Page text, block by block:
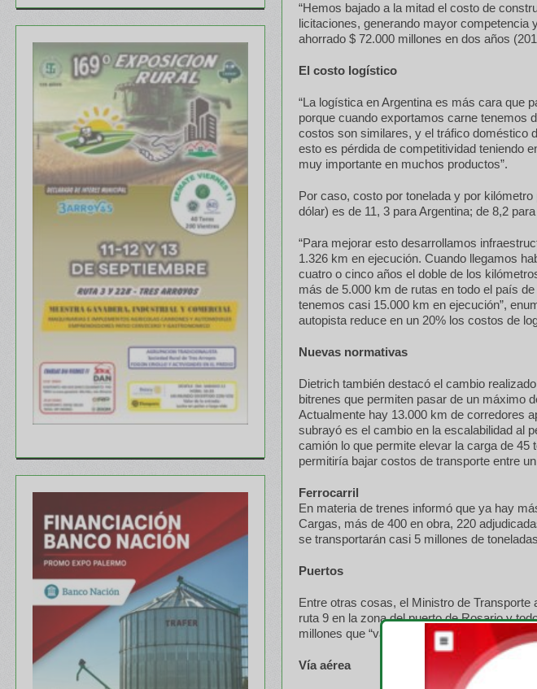
“Hemos bajado a la mitad el costo de
licitaciones, generando mayor competencia
ahorrado $ 72.000 millones en dos años
El costo logístico
“La logística en Argentina es más cara que
porque cuando exportamos carne tenemos
costos son similares, y el tráfico doméstico
esto es pérdida de competitividad teniendo
muy importante en muchos productos”.
Por caso, costo por tonelada y por
dólar) es de 11, 3 para Argentina; de 8,2
“Para mejorar esto desarrollamos
1.326 km en ejecución. Cuando llegamos
cuatro o cinco años el doble de los
más de 5.000 km de rutas en todo el país
tenemos casi 15.000 km en ejecución”,
autopista reduce en un 20% los costos de
Nuevas normativas
Dietrich también destacó el cambio
bitrenes que permiten pasar de un máximo
Actualmente hay 13.000 km de corredores
subrayó es el cambio en la escalabilidad al
camión lo que permite elevar la carga de 45
permitiría bajar costos de transporte entre
Ferrocarril
En materia de trenes informó que ya hay
Cargas, más de 400 en obra, 220
se transportarán casi 5 millones de
Puertos
Entre otras cosas, el Ministro de
ruta 9 en la zona del puerto de Rosario y
millones que “va a cambiar la dinámica, los
Vía aérea